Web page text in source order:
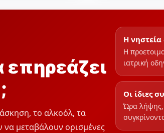
επηρεάζει
το αλκοόλ, τα
μεταβάλουν ορισμένες
Η νηστεία
Η
ιατρική
Οι ίδιες
Ώρα λήψης,